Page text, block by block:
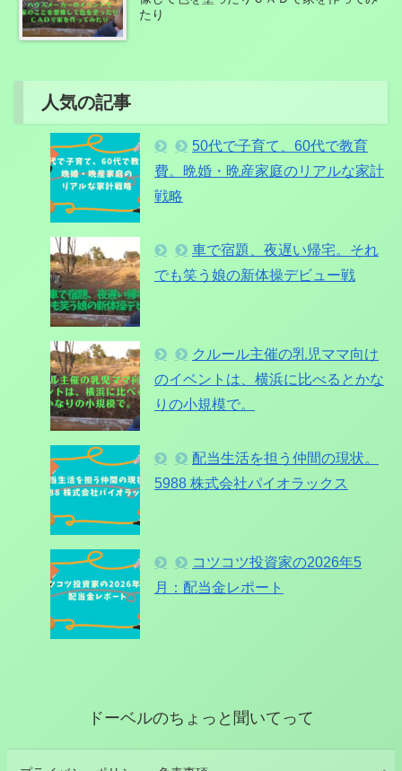
たり
人気の記事
50代で子育て、60代で教育
費。晩婚・晩産家庭のリアルな家計
戦略
車で宿題、夜遅い帰宅。それ
でも笑う娘の新体操デビュー戦
クルール主催の乳児ママ向け
のイベントは、横浜に比べるとかな
りの小規模で。
配当生活を担う仲間の現状。
5988 株式会社パイオラックス
コツコツ投資家の2026年5
月：配当金レポート
ドーベルのちょっと聞いてって